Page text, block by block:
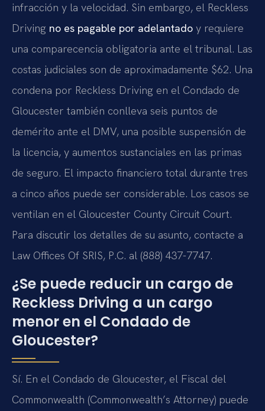
infracción y la velocidad. Sin embargo, el Reckless
Driving no es pagable por adelantado y requiere
una comparecencia obligatoria ante el tribunal. Las
costas judiciales son de aproximadamente $62. Una
condena por Reckless Driving en el Condado de
Gloucester también conlleva seis puntos de
demérito ante el DMV, una posible suspensión de
la licencia, y aumentos sustanciales en las primas
de seguro. El impacto financiero total durante tres
a cinco años puede ser considerable. Los casos se
ventilan en el Gloucester County Circuit Court.
Para discutir los detalles de su asunto, contacte a
Law Offices Of SRIS, P.C. al (888) 437-7747.
¿Se puede reducir un cargo de
Reckless Driving a un cargo
menor en el Condado de
Gloucester?
Sí. En el Condado de Gloucester, el Fiscal del
Commonwealth (Commonwealth’s Attorney) puede